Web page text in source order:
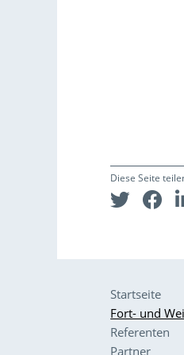
Diese Seite
Startseite
Fort- und
Referenten
Partner